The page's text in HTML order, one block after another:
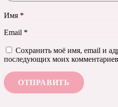
Имя *
Email *
Сохранить моё имя, email и
последующих моих